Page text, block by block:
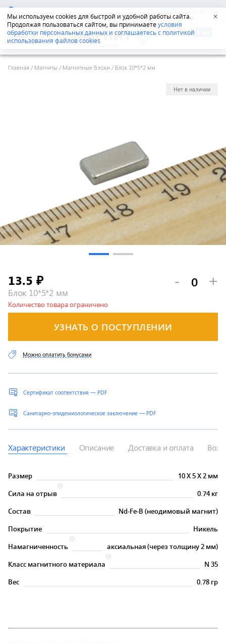
Мы используем cookies для быстрой и удобной работы сайта.
Продолжая пользоваться сайтом, вы принимаетеусловия
обработки персональных данных и соглашаетесь с политикой
использования файлов cookies
✕
Екатеринбург 8-800-555-42-96
Главная /Магниты /Магнитные блоки /Блок 10*5*2 мм
Нет в наличии
Блок 10*5*2 мм
13.5 ₽ - +
УЗНАТЬ О ПОСТУПЛЕНИИ
Количество товара ограничено
Сертификат соответствия — PDF
Санитарно-эпидемиологическое заключение — PDF
Можно оплатить бонусами
Характеристики Описание Доставка и оплата
Размер 10X5X2 мм
Сила на отрыв
0.74 кг
Состав
Nd-Fe-B (неодимовый магнит)
Покрытие
Никель
Намагниченность
аксиальная (через толщину 2 мм)
Класс магнитного материала
N 35
Вес
0.78 гр